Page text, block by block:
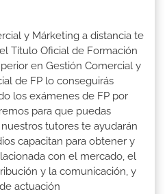
y Márketing a distancia te
Título Oficial de Formación
en Gestión Comercial y
de FP lo conseguirás
los exámenes de FP por
para que puedas
tutores te ayudarán
capacitan para obtener y
con el mercado, el
y la comunicación, y
actuación